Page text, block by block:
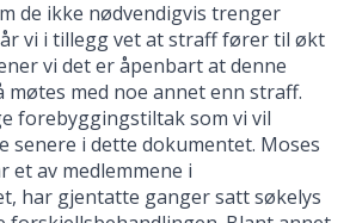
de ikke nødvendigvis trenger
vi i tillegg vet at straff fører til økt
vi det er åpenbart at denne
møtes med noe annet enn straff.
forebyggingstiltak som vi vil
senere i dette dokumentet. Moses
et av medlemmene i
har gjentatte ganger satt søkelys